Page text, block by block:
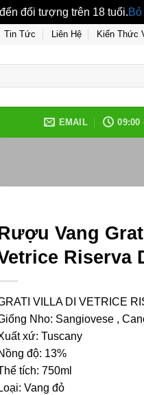
đối tượng trên 18 tuổi.
Tin Tức Liên Hệ Kiến Thức
EMAIL 09:00
Vang
Riserva
VILLA DI VETRICE
Nho: Sangiovese ,
xứ: Tuscany
độ: 13%
tích: 750ml
Loại: Vang đỏ